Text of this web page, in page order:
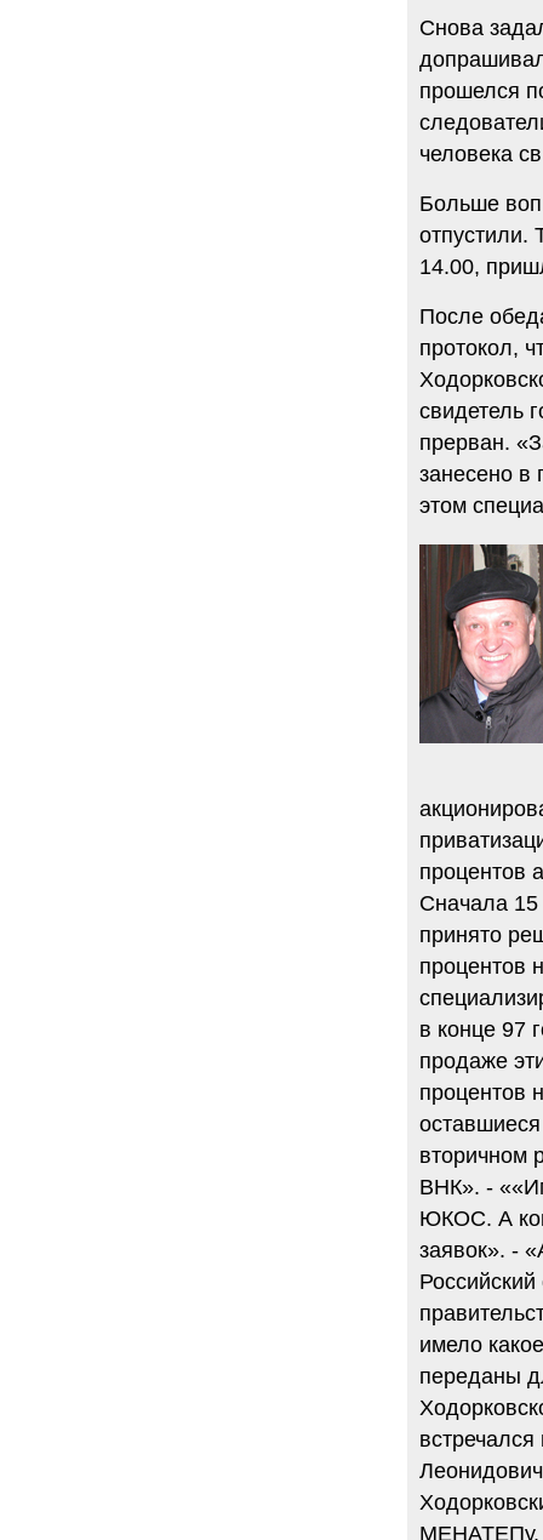
Снова
прошелся
человека
Больше
отпустили.
14.00,
После
протокол,
свидетель
прерван.
занесено в
этом
процентов
Сначала
принято
процентов
в конце 97
продаже
процентов
вторичном
ВНК». -
ЮКОС. А
заявок». -
имело
переданы
МЕНАТЕПу,